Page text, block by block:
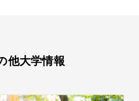
他大学情報